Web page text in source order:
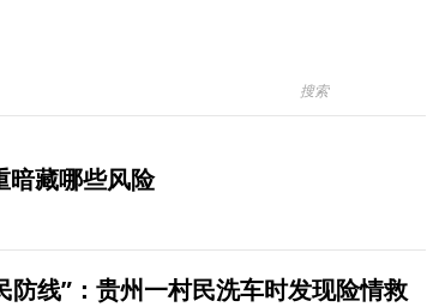
暗藏哪些风险
线”：贵州一村民洗车时发现险情救